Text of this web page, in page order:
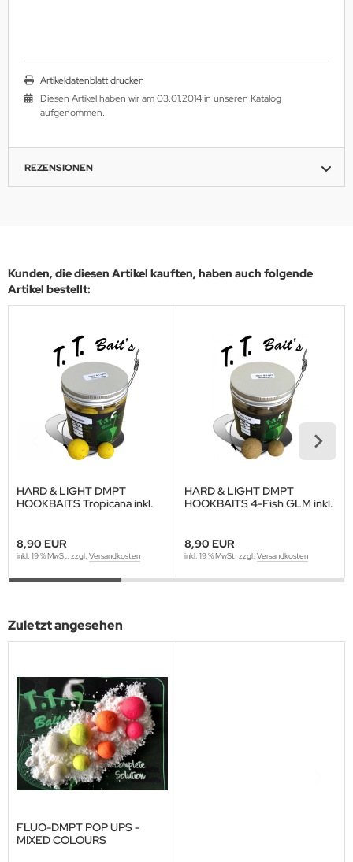
Artikeldatenblatt drucken
Diesen Artikel haben wir am 03.01.2014 in unseren Katalog
aufgenommen.
REZENSIONEN
Kunden, die diesen Artikel kauften, haben auch folgende
Artikel bestellt:
HARD & LIGHT DMPT
HOOKBAITS Tropicana inkl.
8,90 EUR
inkl. 19 % MwSt. zzgl. Versandkosten
HARD & LIGHT DMPT
HOOKBAITS 4-Fish GLM inkl.
8,90 EUR
inkl. 19 % MwSt. zzgl. Versandkosten
Zuletzt angesehen
FLUO-DMPT POP UPS -
MIXED COLOURS